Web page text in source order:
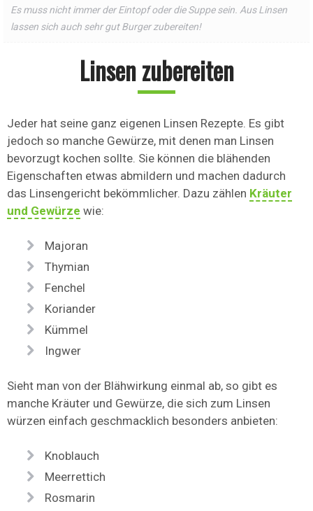
Es muss nicht immer der Eintopf oder die Suppe sein. Aus Linsen
lassen sich auch sehr gut Burger zubereiten!
Linsen zubereiten
Jeder hat seine ganz eigenen Linsen Rezepte. Es gibt
jedoch so manche Gewürze, mit denen man Linsen
bevorzugt kochen sollte. Sie können die blähenden
Eigenschaften etwas abmildern und machen dadurch
das Linsengericht bekömmlicher. Dazu zählen Kräuter
und Gewürze wie:
Majoran
Thymian
Fenchel
Koriander
Kümmel
Ingwer
Sieht man von der Blähwirkung einmal ab, so gibt es
manche Kräuter und Gewürze, die sich zum Linsen
würzen einfach geschmacklich besonders anbieten:
Knoblauch
Meerrettich
Rosmarin